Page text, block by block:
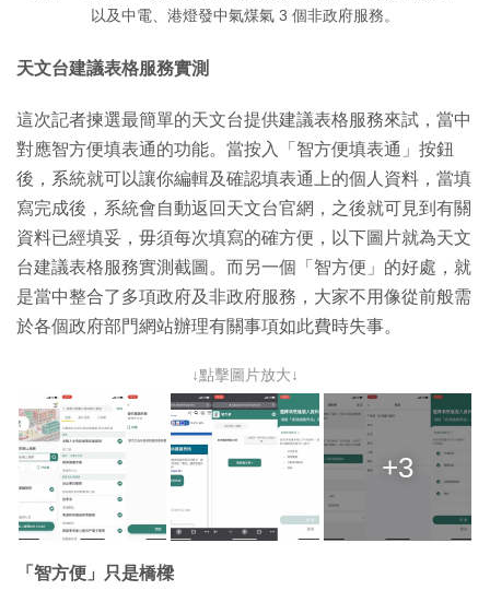
以及中電、港燈發中氣煤氣 3 個非政府服務。
天文台建議表格服務實測
這次記者揀選最簡單的天文台提供建議表格服務來試，當中
對應智方便填表通的功能。當按入「智方便填表通」按鈕
後，系統就可以讓你編輯及確認填表通上的個人資料，當填
寫完成後，系統會自動返回天文台官網，之後就可見到有關
資料已經填妥，毋須每次填寫的確方便，以下圖片就為天文
台建議表格服務實測截圖。而另一個「智方便」的好處，就
是當中整合了多項政府及非政府服務，大家不用像從前般需
於各個政府部門網站辦理有關事項如此費時失事。
↓點擊圖片放大↓
+3
「智方便」只是橋樑